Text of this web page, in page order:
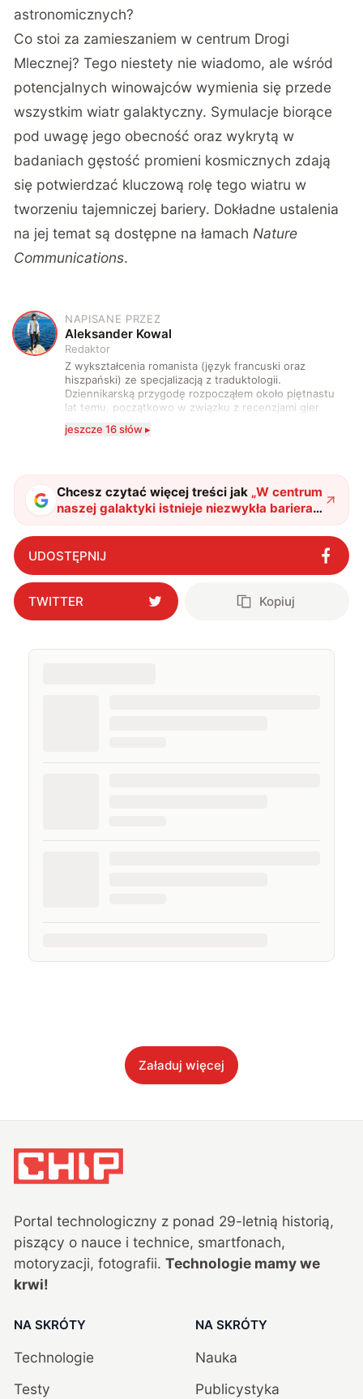
astronomicznych?
Co stoi za zamieszaniem w centrum Drogi
Mlecznej? Tego niestety nie wiadomo, ale wśród
potencjalnych winowajców wymienia się przede
wszystkim wiatr galaktyczny. Symulacje biorące
pod uwagę jego obecność oraz wykrytą w
badaniach gęstość promieni kosmicznych zdają
się potwierdzać kluczową rolę tego wiatru w
tworzeniu tajemniczej bariery. Dokładne ustalenia
na jej temat są dostępne na łamach Nature
Communications.
A
NAPISANE PRZEZ
Aleksander Kowal
Redaktor
Z wykształcenia romanista (język francuski oraz
hiszpański) ze specjalizacją z traduktologii.
Dziennikarską przygodę rozpocząłem około piętnastu
lat temu, początkowo w związku z recenzjami gier
komputerowych i filmów. Obecnie publikuję
zdecydowanie częściej na tematy związane z nauką
także uprawiać oraz oglądać sport.
jeszcze 16 słów ▸
Chcesz czytać więcej treści jak „W centrum
naszej galaktyki istnieje niezwykła bariera,
która niemal nie przepuszcza
promieniowania kosmicznego"?
UDOSTĘPNIJ
TWITTER Kopiuj
Załaduj więcej
Portal technologiczny z ponad 29-letnią historią,
piszący o nauce i technice, smartfonach,
motoryzacji, fotografii. Technologie mamy we
krwi!
NA SKRÓTY
Technologie
Testy
NA SKRÓTY
Nauka
Publicystyka